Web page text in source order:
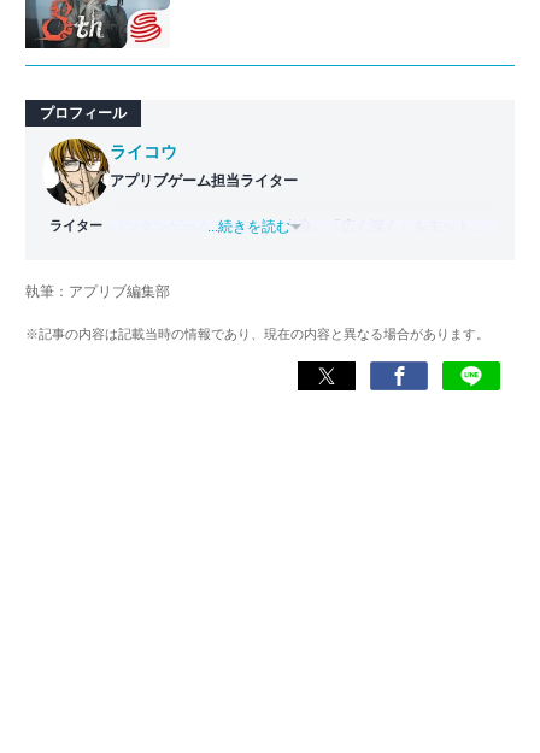
プロフィール
ライター
ライコウ
アプリブゲーム担当ライター
バンタンゲームアカデミー 出身。「広く深く」をモットー
ゲームだけでも1,000本以上。ゲーム開発者を目指した経験
くして面白さを引き出し、人々に伝えるためゲームライタ
...続きを読む
執筆：アプリブ編集部
※記事の内容は記載当時の情報であり、現在の内容と異なる場合があります。